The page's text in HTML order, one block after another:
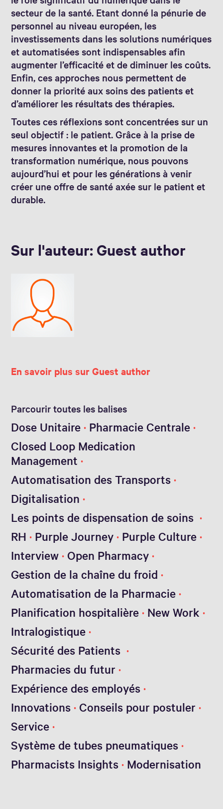
secteur de la santé. Etant donné la pénurie de
personnel au niveau européen, les
investissements dans les solutions numériques
et automatisées sont indispensables afin
augmenter l’efficacité et de diminuer les coûts.
Enfin, ces approches nous permettent de
donner la priorité aux soins des patients et
d’améliorer les résultats des thérapies.
Toutes ces réflexions sont concentrées sur un
seul objectif : le patient. Grâce à la prise de
mesures innovantes et la promotion de la
transformation numérique, nous pouvons
aujourd’hui et pour les générations à venir
créer une offre de santé axée sur le patient et
durable.
Sur l'auteur: Guest author
En savoir plus sur Guest author
Parcourir toutes les balises
Dose Unitaire Pharmacie Centrale
Closed Loop Medication
Management
Automatisation des Transports
Digitalisation
Les points de dispensation de soins
RH
Purple Journey Purple Culture
Interview Open Pharmacy
Gestion de la chaîne du froid
Automatisation de la Pharmacie
Planification hospitalière New Work
Intralogistique
Sécurité des Patients
Pharmacies du futur
Expérience des employés
Innovations Conseils pour postuler
Service
Système de tubes pneumatiques
Pharmacists Insights Modernisation